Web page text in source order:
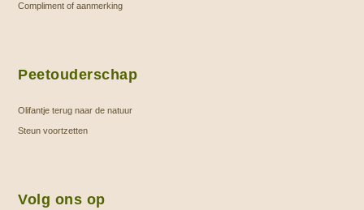
Compliment of aanmerking
Peetouderschap
Olifantje terug naar de natuur
Steun voortzetten
Volg ons op